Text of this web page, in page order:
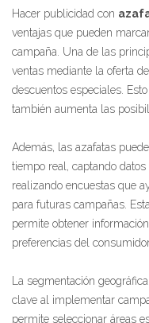
Hacer publicidad con
ventajas que pueden
campaña. Una de las
ventas mediante la oferta
descuentos especiales.
también aumenta las
Además, las azafatas
tiempo real, captando
realizando encuestas que
para futuras campañas.
permite obtener
preferencias del
La segmentación
clave al implementar
permite seleccionar áreas